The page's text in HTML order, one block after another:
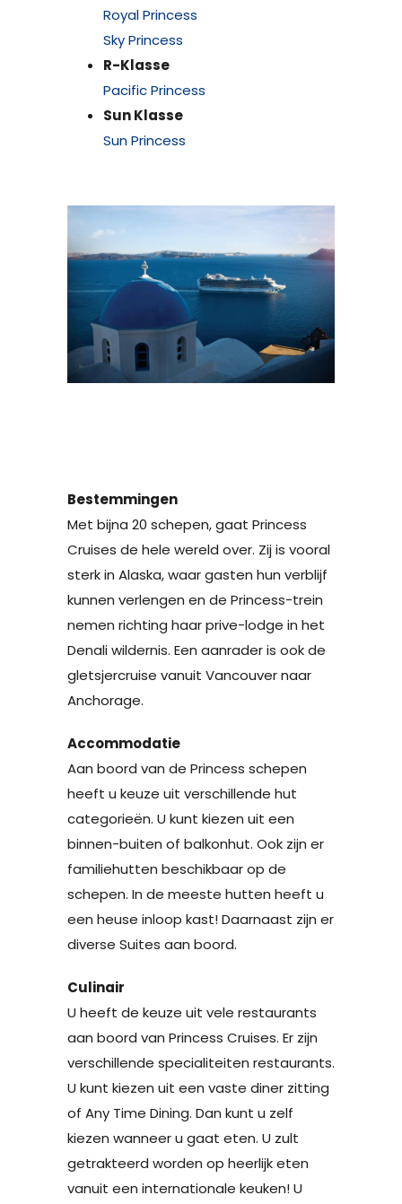
Royal Princess
Sky Princess
R-Klasse
Pacific Princess
Sun Klasse
Sun Princess
Bestemmingen
Met bijna 20 schepen, gaat Princess
Cruises de hele wereld over. Zij is vooral
sterk in Alaska, waar gasten hun verblijf
kunnen verlengen en de Princess-trein
nemen richting haar prive-lodge in het
Denali wildernis. Een aanrader is ook de
gletsjercruise vanuit Vancouver naar
Anchorage.
Accommodatie
Aan boord van de Princess schepen
heeft u keuze uit verschillende hut
categorieën. U kunt kiezen uit een
binnen-buiten of balkonhut. Ook zijn er
familiehutten beschikbaar op de
schepen. In de meeste hutten heeft u
een heuse inloop kast! Daarnaast zijn er
diverse Suites aan boord.
Culinair
U heeft de keuze uit vele restaurants
aan boord van Princess Cruises. Er zijn
verschillende specialiteiten restaurants.
U kunt kiezen uit een vaste diner zitting
of Any Time Dining. Dan kunt u zelf
kiezen wanneer u gaat eten. U zult
getrakteerd worden op heerlijk eten
vanuit een internationale keuken! U